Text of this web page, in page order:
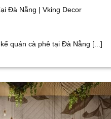
Đà Nẵng | Vking Decor
quán cà phê tại Đà Nẵng [...]